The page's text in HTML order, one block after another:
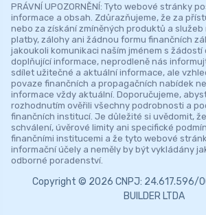
PRÁVNÍ UPOZORNĚNÍ: Tyto webové stránky
informace a obsah. Zdůrazňujeme, že za
nebo za získání zmíněných produktů a
platby, zálohy ani žádnou formu finančních
jakoukoli komunikaci naším jménem s žádostí
doplňující informace, neprodleně nás
sdílet užitečné a aktuální informace, ale
povaze finančních a propagačních nabídek
informace vždy aktuální. Doporučujeme,
rozhodnutím ověřili všechny podrobnosti a
finančních institucí. Je důležité si uvědomit,
schválení, úvěrové limity ani specifické
finančními institucemi a že tyto webové
informační účely a neměly by být vykládány
odborné poradenství.
Copyright © 2026 CNPJ: 24.617.596/
BUILDER LTDA